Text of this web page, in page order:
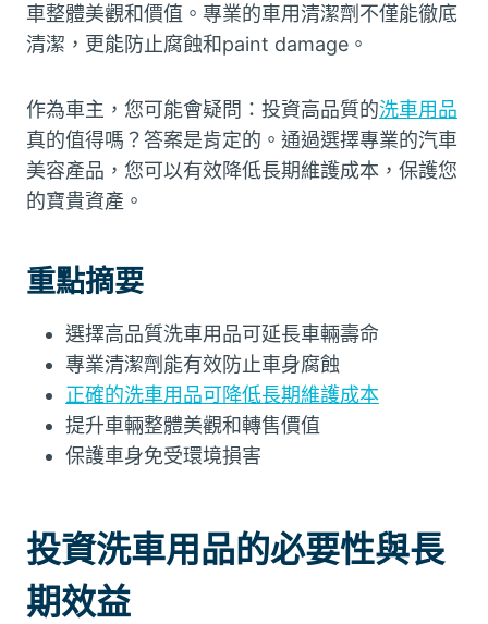
車整體美觀和價值。專業的車用清潔劑不僅能徹底
清潔，更能防止腐蝕和paint damage。
作為車主，您可能會疑問：投資高品質的洗車用品
真的值得嗎？答案是肯定的。通過選擇專業的汽車
美容產品，您可以有效降低長期維護成本，保護您
的寶貴資產。
重點摘要
選擇高品質洗車用品可延長車輛壽命
專業清潔劑能有效防止車身腐蝕
正確的洗車用品可降低長期維護成本
提升車輛整體美觀和轉售價值
保護車身免受環境損害
投資洗車用品的必要性與長
期效益